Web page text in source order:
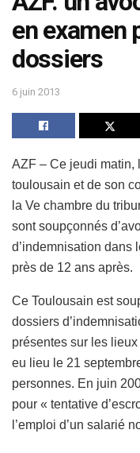
en examen
dossiers
6 juin 2013
AZF – Ce jeudi matin,
toulousain et de son
la Ve chambre du
sont soupçonnés
d’indemnisation dans
près de 12 ans après.
Ce Toulousain est
dossiers
présentes sur les
eu lieu le 21
personnes. En juin
pour « tentative
l’emploi d’un salarié